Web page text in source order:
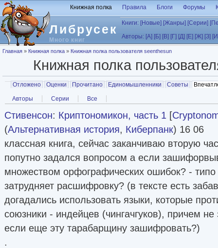
Перейти к основному содержанию
Либрусек
Много книг
Книжная полка Правила Блоги Форумы
Книги: [Новые] [Жанры] [Серии]
Авторы: [А] [Б] [В] [Г] [Д] [Е] [Ж] [З]
Вы здесь
Главная » Книжная полка » Книжная полка пользователя seenthesun
Книжная полка
Главные вкладки
Отложено Оценки Прочитано Единомышленники Советы
Вторичные вкладки
Авторы Серии Все
Стивенсон: Криптономикон, часть 1 [
(Альтернативная история, Киберпанк) 16 06
классная книга, сейчас заканчиваю вторую
попутно задался вопросом а если
множеством орфографических ошибок? -
затрудняет расшифровку? (в тексте есть
догадались использовать языки, которые
союзники - индейцев (чингачгуков), причем
если еще эту тарабарщину зашифровать?)
.